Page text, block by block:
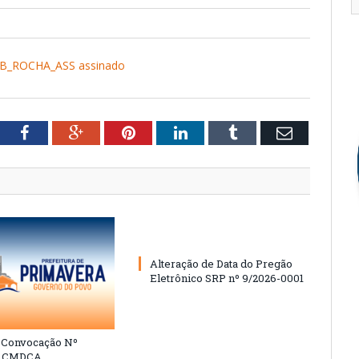
assinado
FacebookGoogle+PinterestLinkedInTumblr Email
Nº
Alteração de Data do Pregão
Eletrônico SRP nº 9/2026-0001